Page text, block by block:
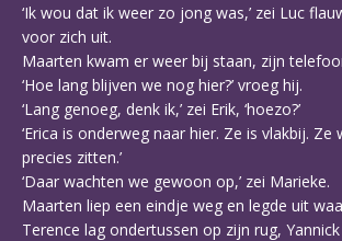
‘Ik wou dat ik weer zo jong was,’ zei Luc
voor zich uit.
Maarten kwam er weer bij staan, zijn
‘Hoe lang blijven we nog hier?’ vroeg hij.
‘Lang genoeg, denk ik,’ zei Erik, ‘hoezo?’
‘Erica is onderweg naar hier. Ze is vlakbij.
precies zitten.’
‘Daar wachten we gewoon op,’ zei Marieke.
Maarten liep een eindje weg en legde uit
Terence lag ondertussen op zijn rug,